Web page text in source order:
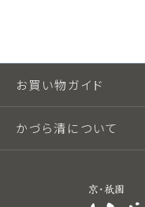
お買い物ガイド
かづら清について